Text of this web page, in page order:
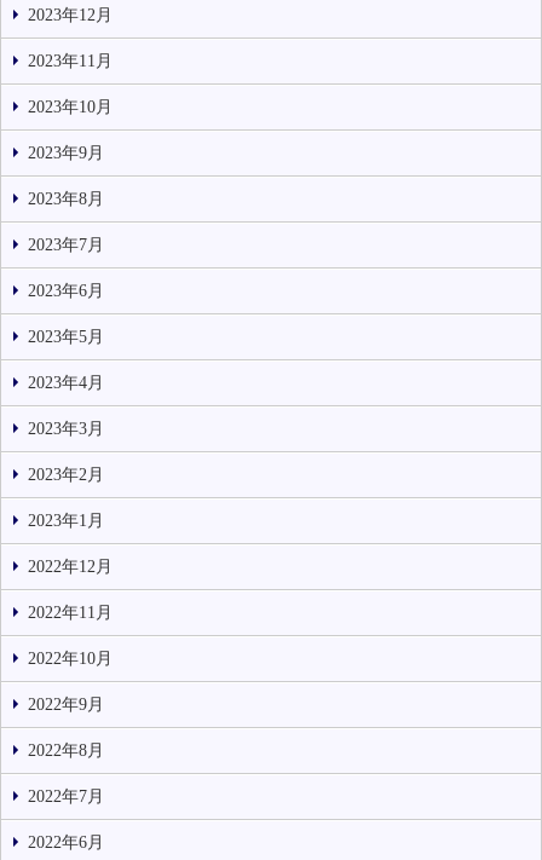
2023年12月
2023年11月
2023年10月
2023年9月
2023年8月
2023年7月
2023年6月
2023年5月
2023年4月
2023年3月
2023年2月
2023年1月
2022年12月
2022年11月
2022年10月
2022年9月
2022年8月
2022年7月
2022年6月